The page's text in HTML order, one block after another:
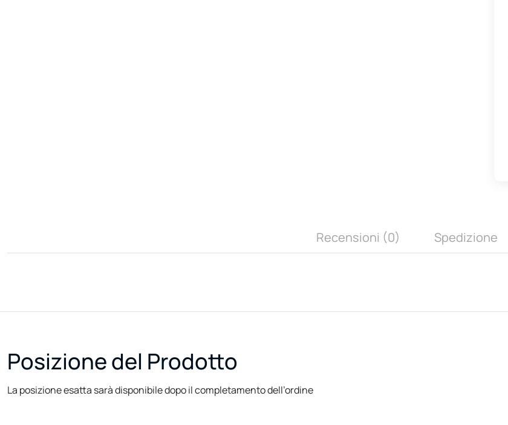
Recensioni (0) Spedizione
Posizione del Prodotto
La posizione esatta sarà disponibile dopo il completamento dell’ordine